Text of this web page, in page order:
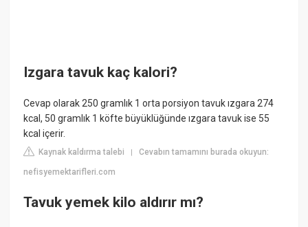
Izgara tavuk kaç kalori?
Cevap olarak 250 gramlık 1 orta porsiyon tavuk ızgara 274
kcal, 50 gramlık 1 köfte büyüklüğünde ızgara tavuk ise 55
kcal içerir.
Kaynak kaldırma talebi |Cevabın tamamını burada okuyun:
nefisyemektarifleri.com
Tavuk yemek kilo aldırır mı?